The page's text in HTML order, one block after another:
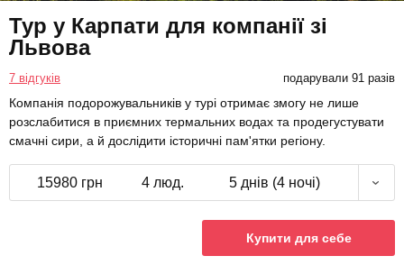
Тур у Карпати для компанії зі
Львова
7 відгуків подарували 91 разів
Компанія подорожувальників у турі отримає змогу не лише
розслабитися в приємних термальних водах та продегустувати
смачні сири, а й дослідити історичні пам'ятки регіону.
15980 грн 4 люд. 5 днів (4 ночі)
Купити для себе